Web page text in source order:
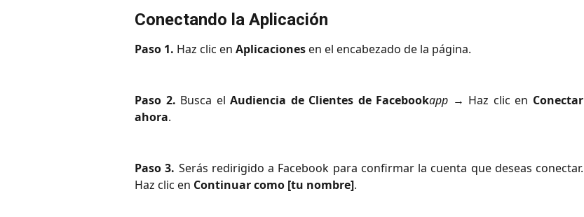
Conectando la Aplicación
Paso 1. Haz clic en Aplicacionesen el encabezado de la página.
Paso 2. Busca elAudiencia de Clientes de Facebookapp → Haz clic en Conectar
ahora.
Paso 3. Serás redirigido a Facebook para confirmar la cuenta que deseas conectar.
Haz clic en Continuar como [tu nombre].